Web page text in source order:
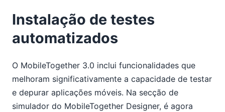
Instalação de testes
automatizados
O MobileTogether 3.0 inclui funcionalidades que
melhoram significativamente a capacidade de testar
e depurar aplicações móveis. Na secção de
simulador do MobileTogether Designer, é agora